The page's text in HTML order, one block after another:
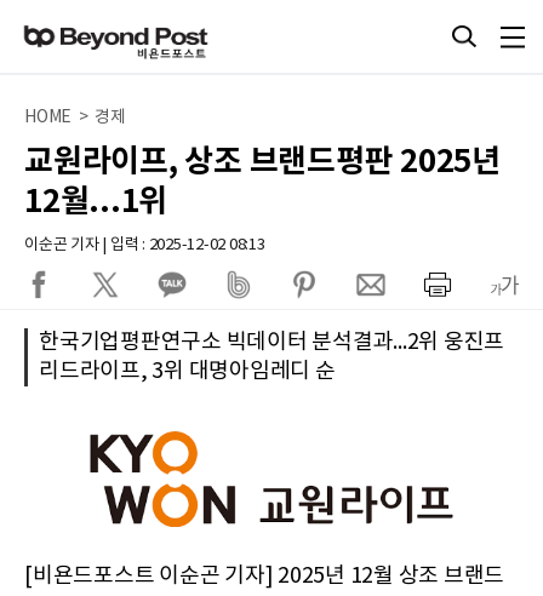
HOME > 경제
교원라이프, 상조 브랜드평판 2025년
12월...1위
이순곤 기자 | 입력 : 2025-12-02 08:13
한국기업평판연구소 빅데이터 분석결과...2위 웅진프
리드라이프, 3위 대명아임레디 순
[비욘드포스트 이순곤 기자] 2025년 12월 상조 브랜드